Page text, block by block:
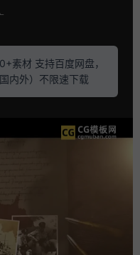
素材 支持百度网盘，
内外）不限速下载